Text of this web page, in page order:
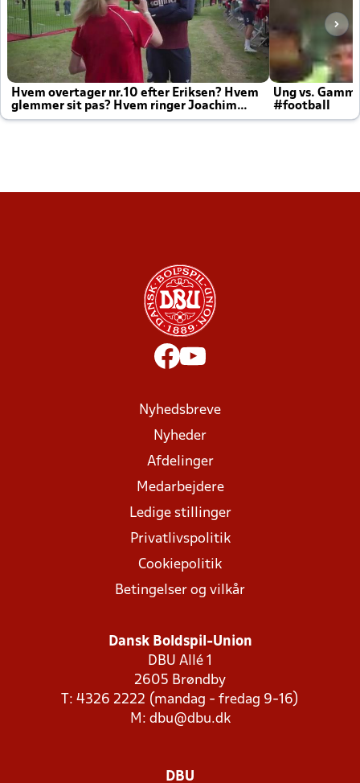
Hvem overtager nr.10 efter Eriksen? Hvem
glemmer sit pas? Hvem ringer Joachim
altid til efter kampe?
Ung vs.
#football
Nyhedsbreve
Nyheder
Afdelinger
Medarbejdere
Ledige stillinger
Privatlivspolitik
Cookiepolitik
Betingelser og vilkår
Dansk Boldspil-Union
DBU Allé 1
2605 Brøndby
T: 4326 2222 (mandag - fredag 9-16)
M: dbu@dbu.dk
DBU